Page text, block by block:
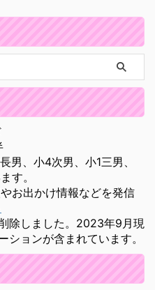
男、小4次男、小1三男、
す。
お出かけ情報などを発信
除しました。2023年9月現
ョンが含まれています。